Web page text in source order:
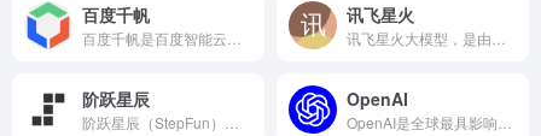
百度千帆 讯飞星火
阶跃星辰 OpenAI